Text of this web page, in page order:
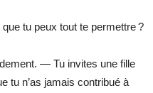
tu peux tout te permettre ?
— Tu invites une fille
tu n’as jamais contribué à